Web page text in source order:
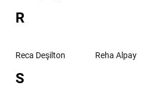
R
Reca Deşilton Reha Alpay
S